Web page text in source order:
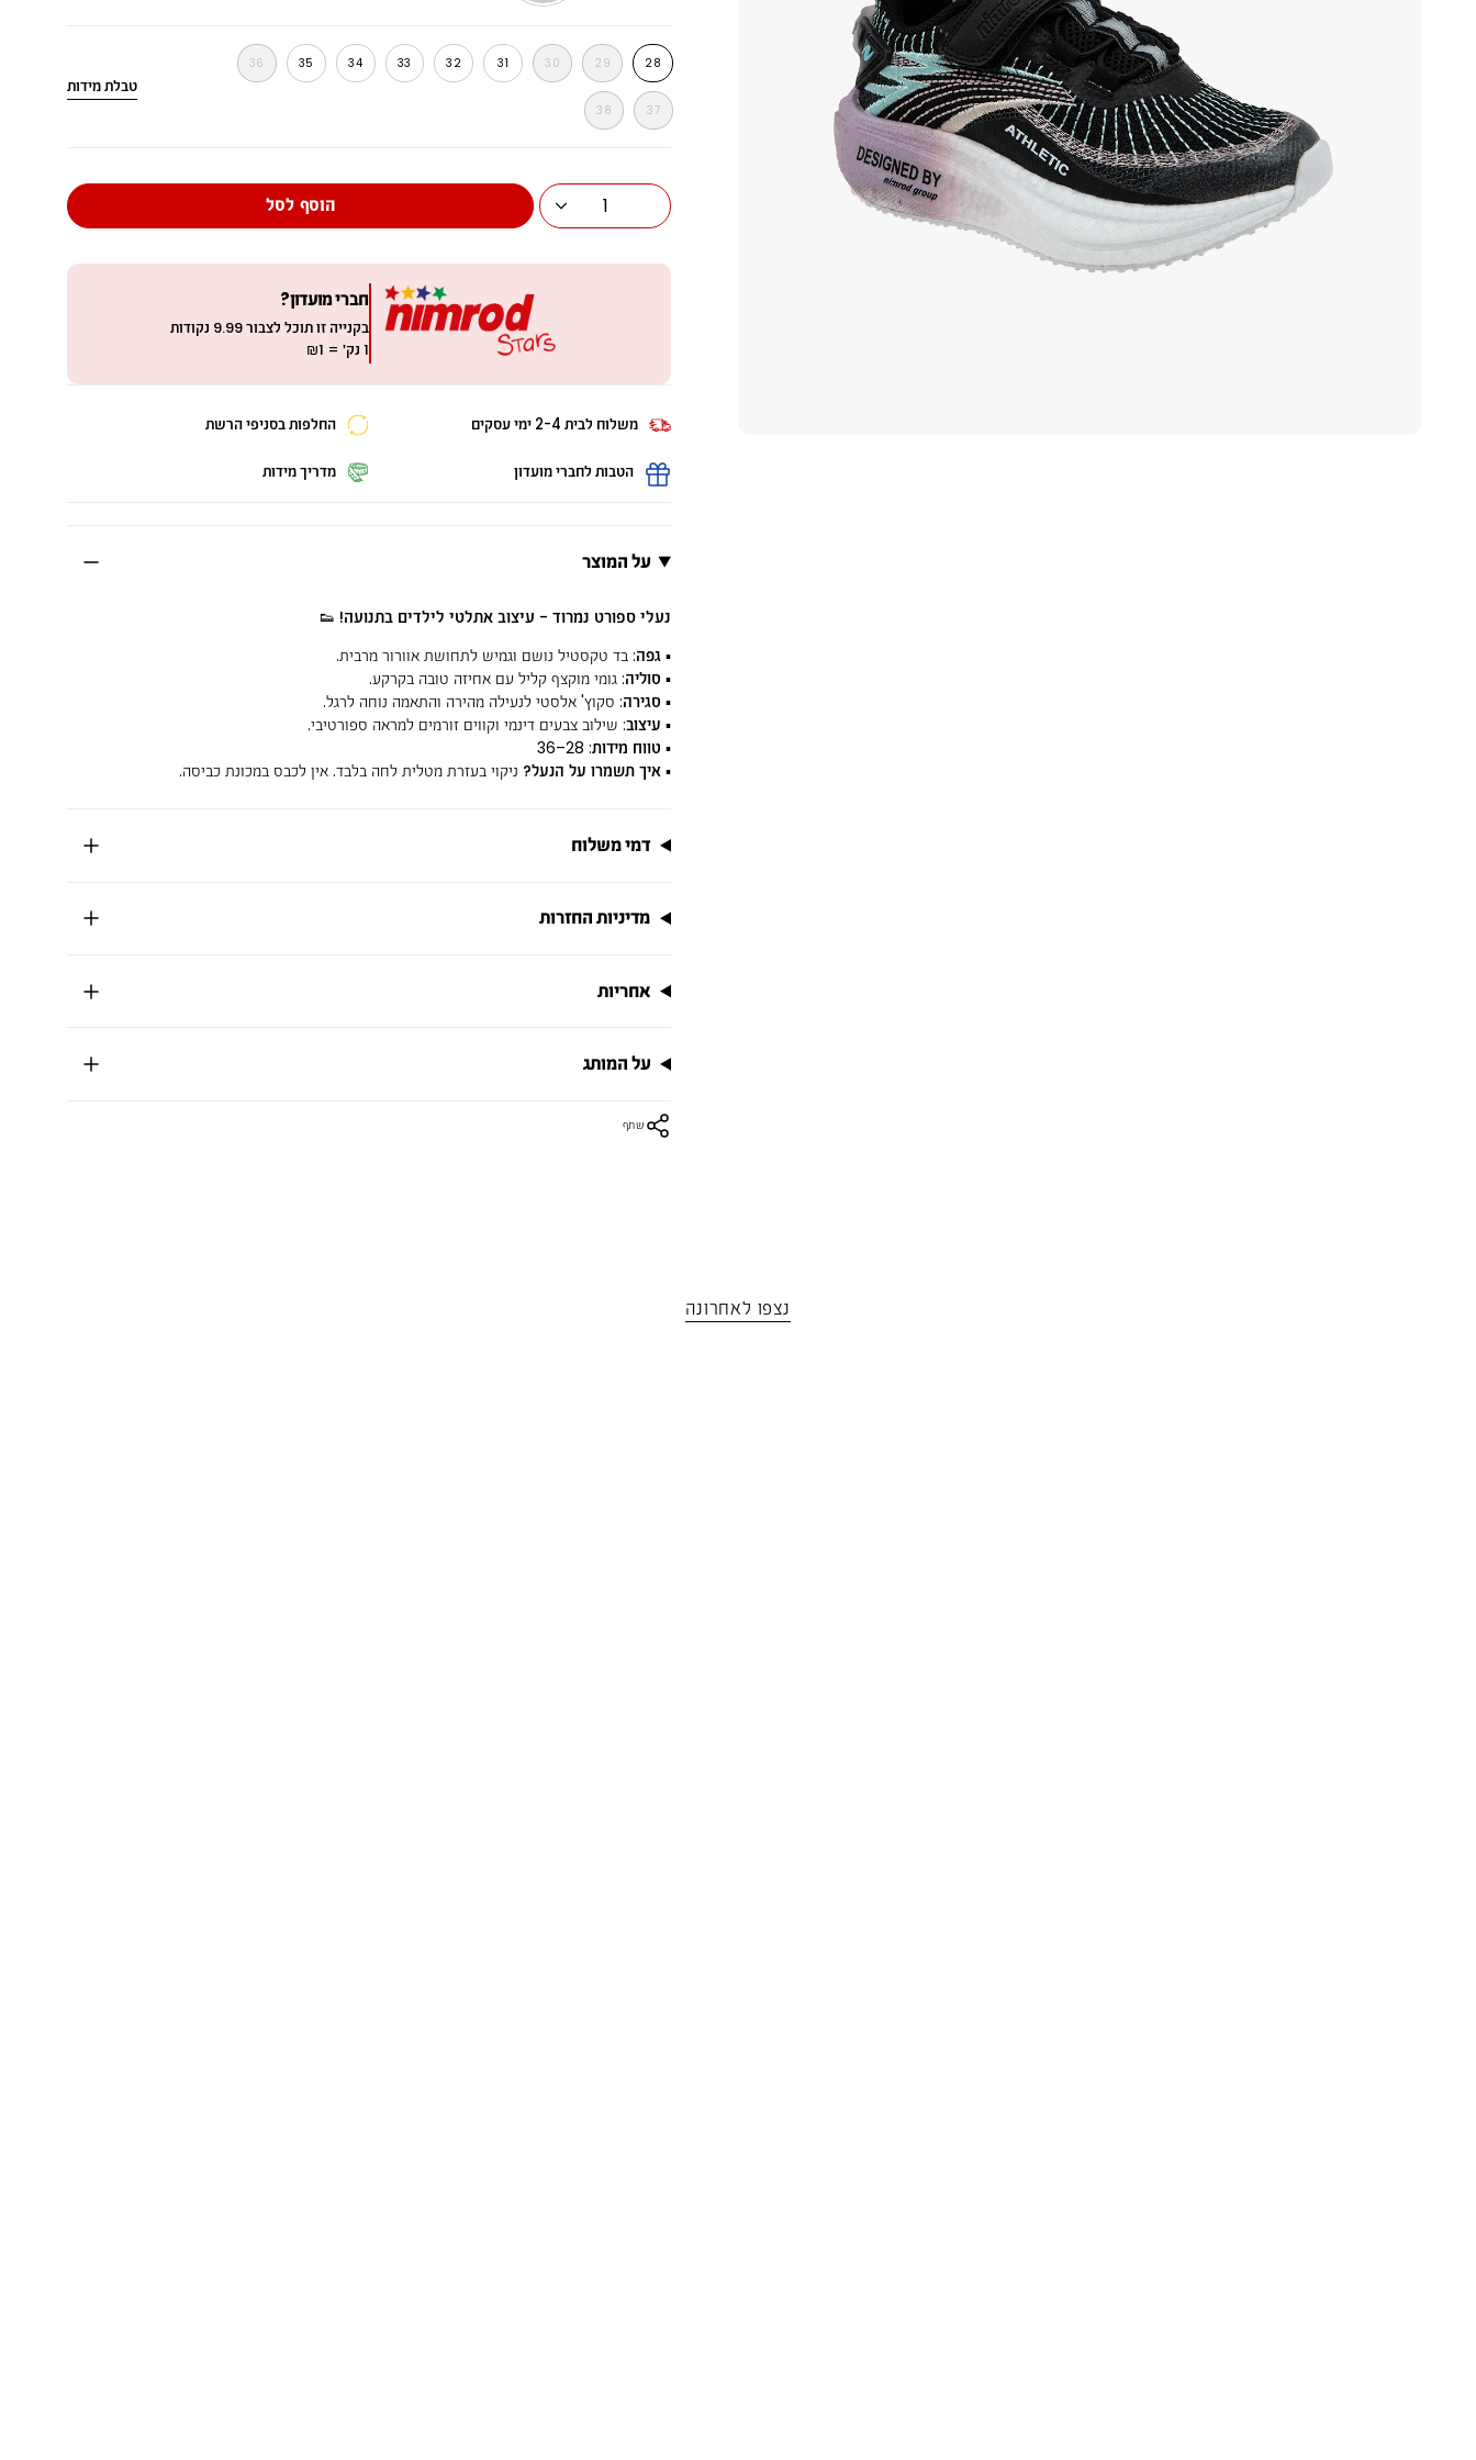
מ
ה
טבלת מידות
28
29
30
31
32
33
34
35
36
37
38
1 הוסף לסל
חברי מועדון?
בקנייה זו תוכל לצבור9.99 נקודות
1 נק׳ = ₪1
משלוח לבית 2-4 ימי עסקים החלפות בסניפי הרשת
הטבות לחברי מועדון מדריך מידות
על המוצר
נעלי ספורט נמרוד - עיצוב אתלטי לילדים בתנועה! 👟
▪ גפה: בד טקסטיל נושם וגמיש לתחושת אוורור מרבית.
▪ סוליה: גומי מוקצף קליל עם אחיזה טובה בקרקע.
▪ סגירה: סקוץ' אלסטי לנעילה מהירה והתאמה נוחה לרגל.
▪ עיצוב: שילוב צבעים דינמי וקווים זורמים למראה ספורטיבי.
▪ טווח מידות: 28–36
▪ איך תשמרו על הנעל? ניקוי בעזרת מטלית לחה בלבד. אין לכבס במכונת כביסה.
דמי משלוח
מדיניות החזרות
אחריות
על המותג
שתף
נצפו לאחרונה